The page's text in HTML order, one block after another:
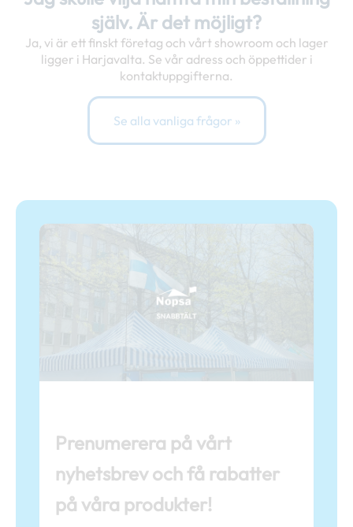
själv. Är det möjligt?
Ja, vi är ett finskt företag och vårt showroom och lager
ligger i Harjavalta. Se vår adress och öppettider i
kontaktuppgifterna.
Se alla vanliga frågor »
Prenumerera på vårt
nyhetsbrev och få rabatter
på våra produkter!